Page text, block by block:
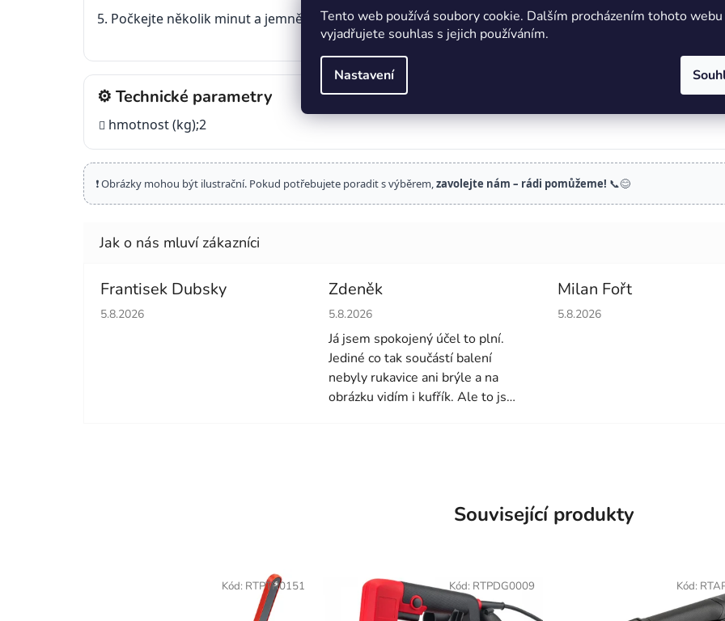
Tento web používá soubory cookie. Dalším procházením tohoto webu
vyjadřujete souhlas s jejich používáním.
Nastavení
5. Počkejte několik minut a jemně odstraňte lepidlo ručně nebo pomocí špachtle, která je součástí sady
⚙️ Technické parametry
hmotnost (kg);2
❗ Obrázky mohou být ilustrační. Pokud potřebujete poradit s výběrem,zavolejte nám – rádi pomůžeme! 📞😊
Frantisek Dubsky
Hodnocení obchodu je 5 z 5 hvězdiček.
5.8.2026
Zdeněk
Hodnocení obchodu je 4 z 5 hvězdiček.
5.8.2026
Já jsem spokojený účel to plní.
Jediné co tak součástí balení
nebyly rukavice ani brýle a na
obrázku vidím i kufřík. Ale to jsou
Milan Fořt
Hodnocení obchodu je 5 z 5
5.8.2026
Související produkty
Kód: RTPTR0151 Kód: RTPDG0009 Kód: